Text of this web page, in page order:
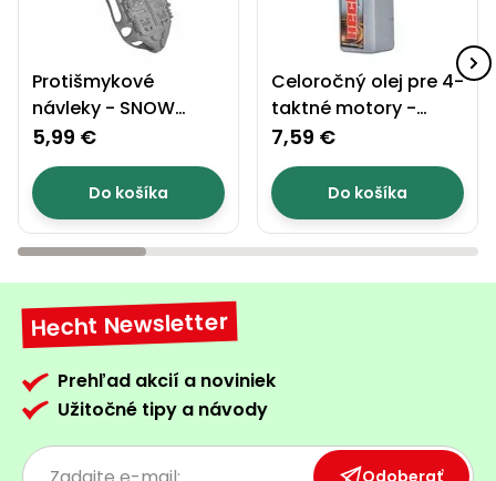
Protišmykové
návleky - SNOW
SHOES S
5,99 €
Do košíka
Celoročný olej pre 4-
taktné motory -
HECHT 5W-40
7,59 €
Do košíka
Hecht Newsletter
Prehľad akcií a noviniek
Užitočné tipy a návody